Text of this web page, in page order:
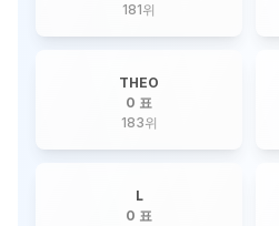
181위
THEO
0 표
183위
L
0 표